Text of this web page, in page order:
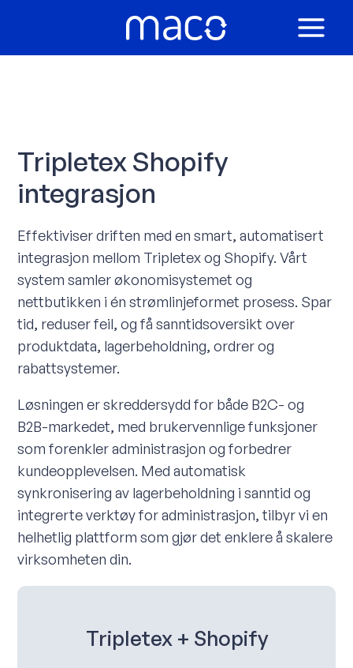
til
MAIN
Tripletex Shopify
integrasjon
Effektiviser driften med en smart, automatisert
integrasjon mellom Tripletex og Shopify. Vårt
system samler økonomisystemet og
nettbutikken i én strømlinjeformet prosess. Spar
tid, reduser feil, og få sanntidsoversikt over
produktdata, lagerbeholdning, ordrer og
rabattsystemer.
Løsningen er skreddersydd for både B2C- og
B2B-markedet, med brukervennlige funksjoner
som forenkler administrasjon og forbedrer
kundeopplevelsen. Med automatisk
synkronisering av lagerbeholdning i sanntid og
integrerte verktøy for administrasjon, tilbyr vi en
helhetlig plattform som gjør det enklere å skalere
virksomheten din.
Tripletex + Shopify